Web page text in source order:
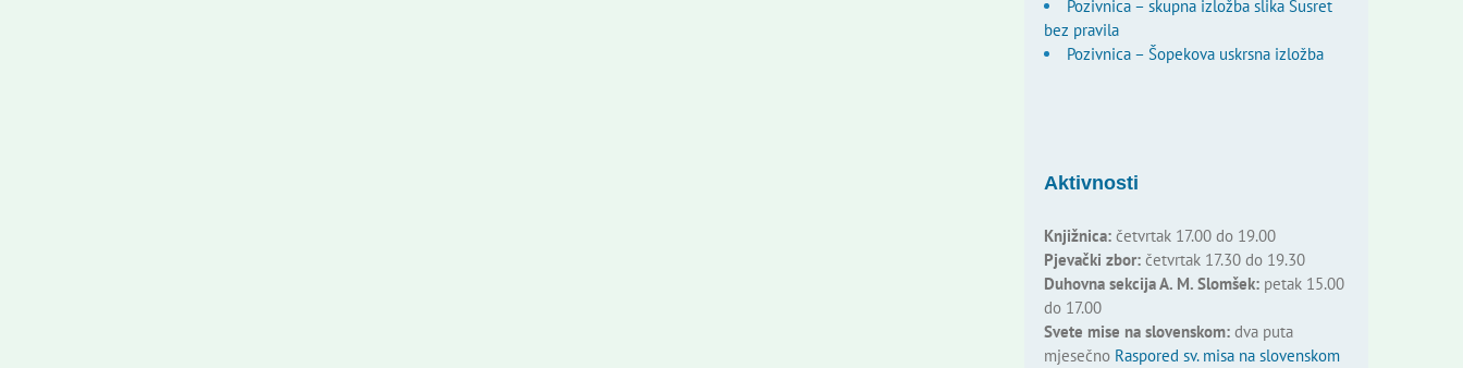
Pozivnica – skupna izložba slika Susret
bez pravila
Pozivnica – Šopekova uskrsna izložba
Aktivnosti
Knjižnica:četvrtak 17.00 do 19.00
Pjevački zbor:četvrtak 17.30 do 19.30
Duhovna sekcija A. M. Slomšek:petak 15.00
do 17.00
Svete mise na slovenskom:dva puta
mjesečno Raspored sv. misa na slovenskom